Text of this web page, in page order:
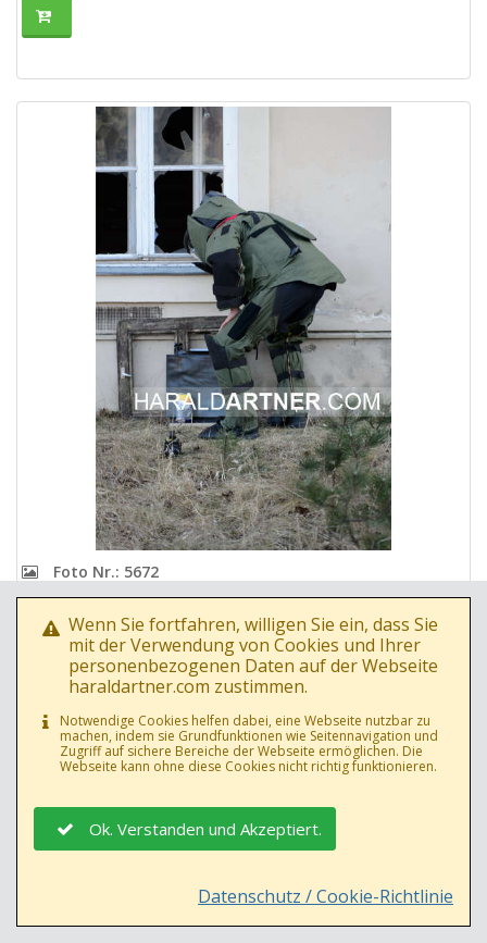
Foto Nr.: 5672
Datum: 17.02.2015
Wenn Sie fortfahren, willigen Sie ein, dass Sie
mit der Verwendung von Cookies und Ihrer
personenbezogenen Daten auf der Webseite
haraldartner.com zustimmen.
Notwendige Cookies helfen dabei, eine Webseite nutzbar zu
machen, indem sie Grundfunktionen wie Seitennavigation und
Zugriff auf sichere Bereiche der Webseite ermöglichen. Die
Webseite kann ohne diese Cookies nicht richtig funktionieren.
Ok. Verstanden und Akzeptiert.
Datenschutz / Cookie-Richtlinie